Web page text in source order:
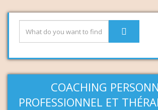
COACHING
PROFESSIONNEL ET